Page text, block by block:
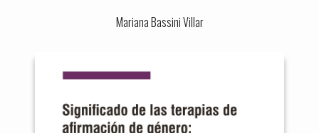
Mariana Bassini Villar